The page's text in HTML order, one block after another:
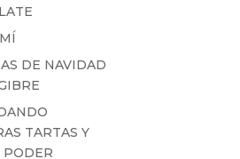
DE NAVIDAD
TARTAS Y